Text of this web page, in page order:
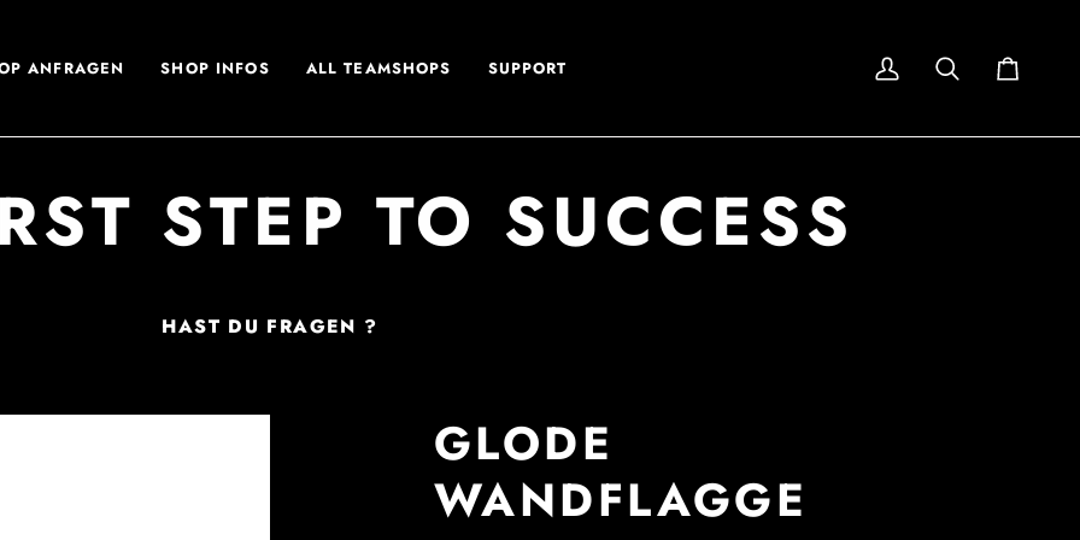
ANFRAGEN SHOP INFOS ALL TEAMSHOPS SUPPORT
My
SearchCart
STEP TO SUCCESS
HAST DU FRAGEN ?
GLODE
WANDFLAGGE